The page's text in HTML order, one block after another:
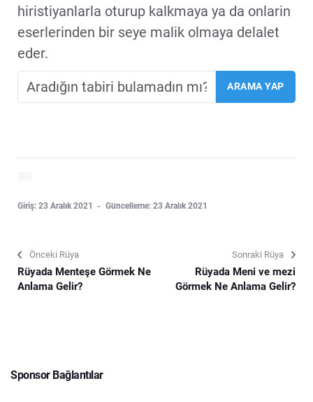
hiristiyanlarla oturup kalkmaya ya da onlarin
eserlerinden bir seye malik olmaya delalet
eder.
Giriş: 23 Aralık 2021 Güncelleme: 23 Aralık 2021
Önceki Rüya
Rüyada Menteşe Görmek Ne
Anlama Gelir?
Sonraki Rüya
Rüyada Meni ve mezi
Görmek Ne Anlama Gelir?
Sponsor Bağlantılar